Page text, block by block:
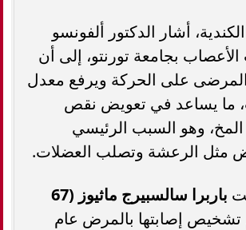
ووفقًا لـ CBC الكندية، أشار الدكتور ألفونسو
بجامعة تورنتو، إلى أن
على الحركة ويرفع معدل
ما يساعد في تعويض نقص
المخ، وهو السبب الرئيسي
مثل الرعشة وتصلب العضلات.
باربرا سالسبيرج ماثيوز (67
تشخيص إصابتها بالمرض عام